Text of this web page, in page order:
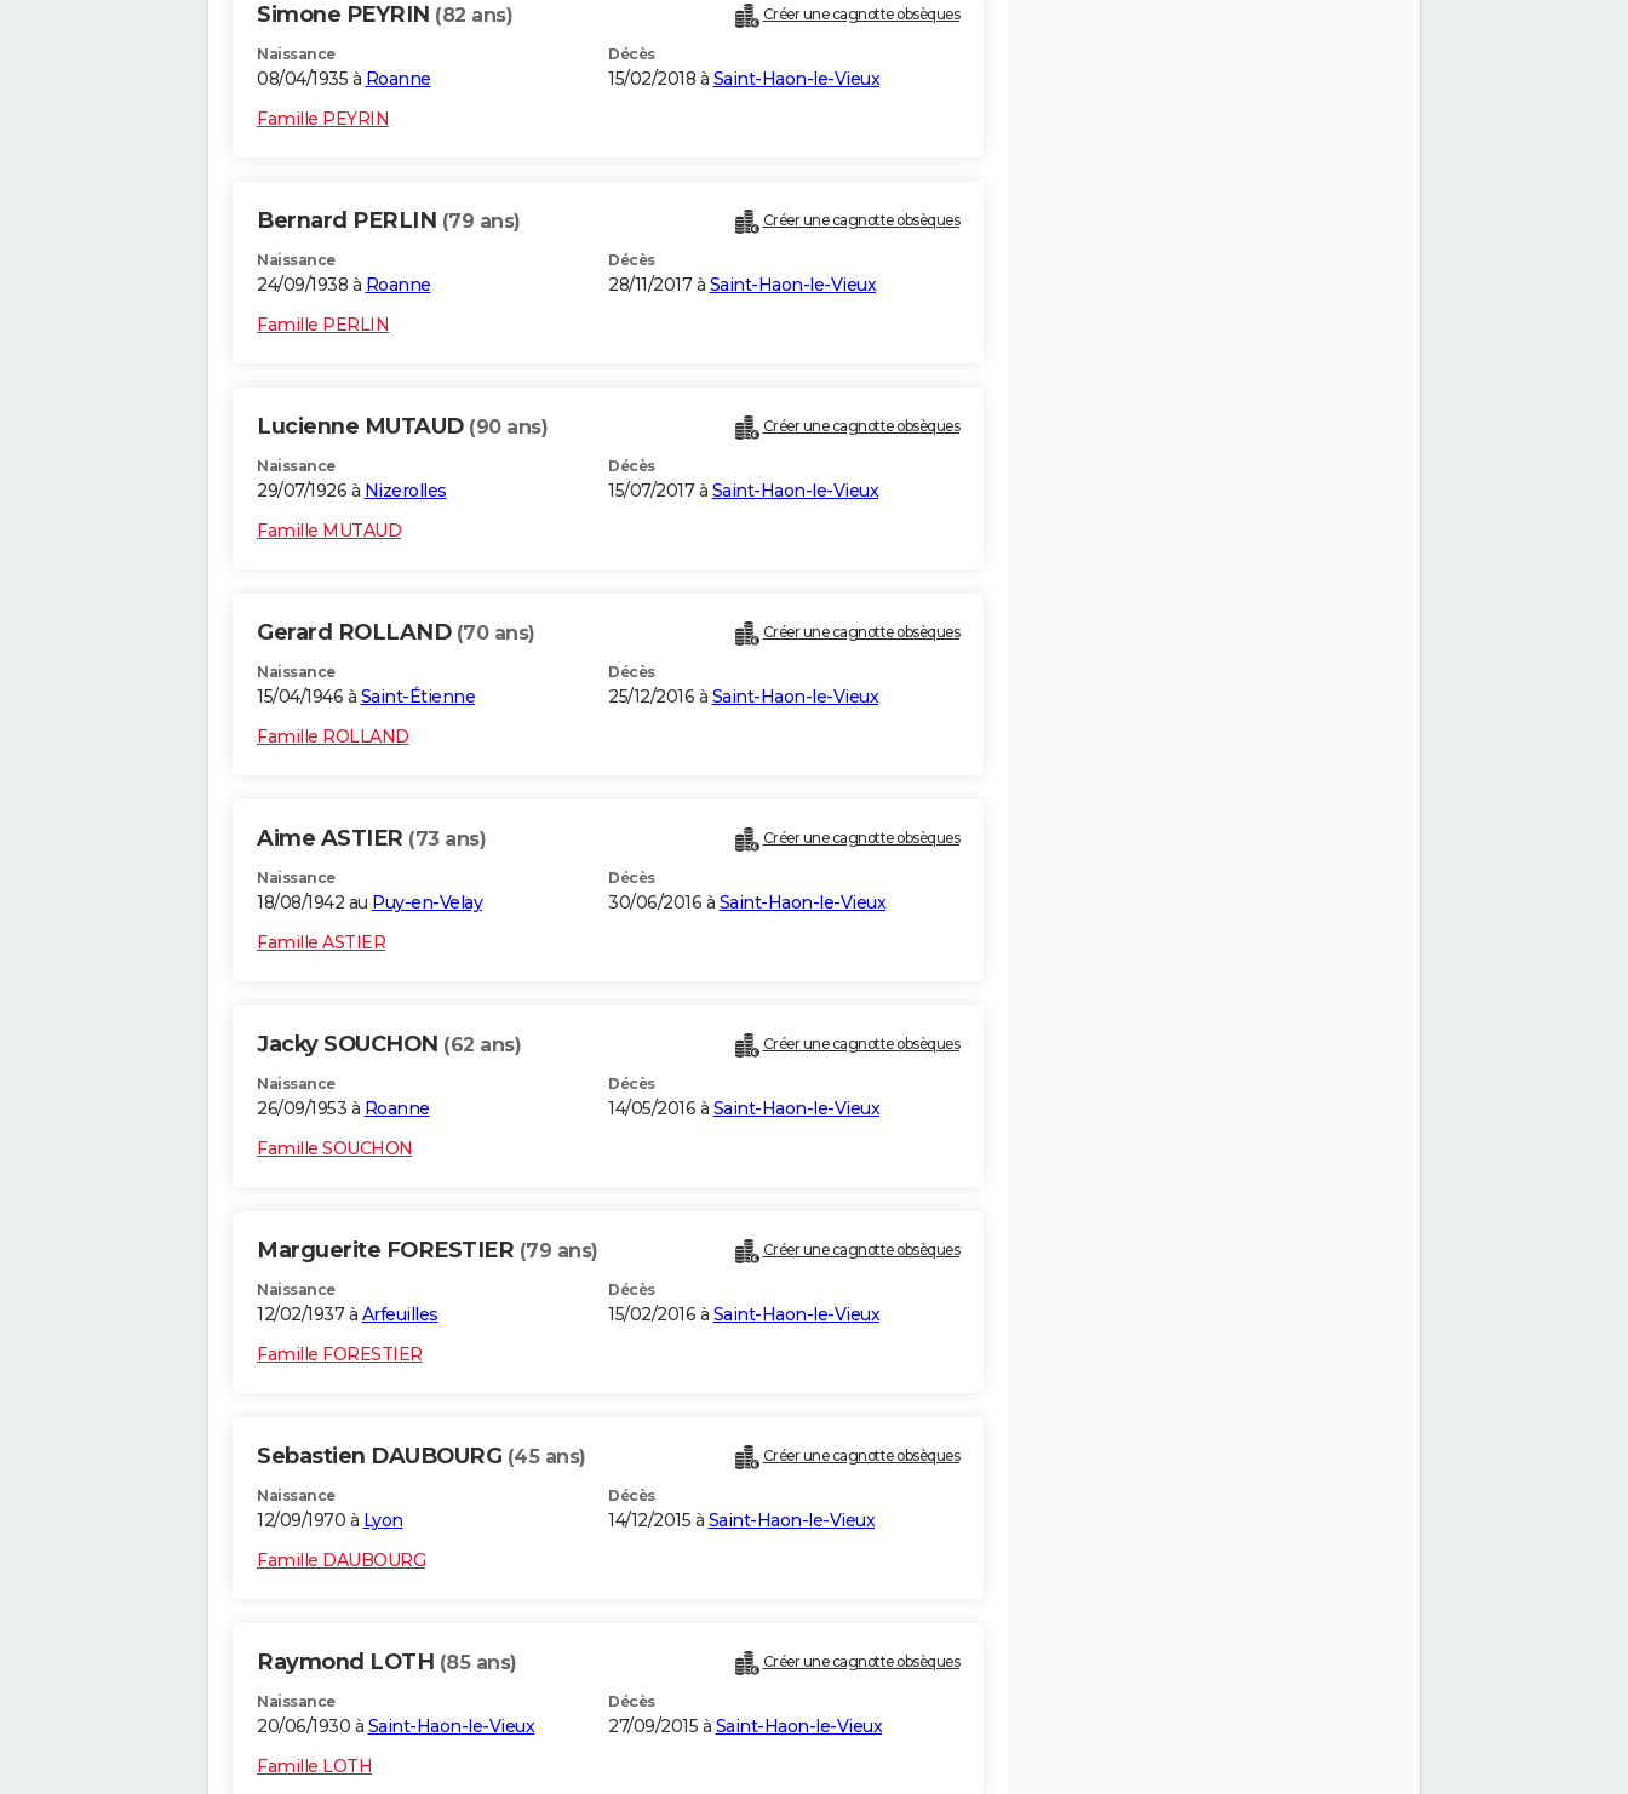
Simone PEYRIN (82 ans) Créer une cagnotte obsèques
Naissance
08/04/1935 à Roanne
Décès
15/02/2018 à Saint-Haon-le-Vieux
Famille PEYRIN
Bernard PERLIN (79 ans) Créer une cagnotte obsèques
Naissance
24/09/1938 à Roanne
Décès
28/11/2017 à Saint-Haon-le-Vieux
Famille PERLIN
Lucienne MUTAUD (90 ans) Créer une cagnotte obsèques
Naissance
29/07/1926 à Nizerolles
Décès
15/07/2017 à Saint-Haon-le-Vieux
Famille MUTAUD
Gerard ROLLAND (70 ans) Créer une cagnotte obsèques
Naissance
15/04/1946 à Saint-Étienne
Décès
25/12/2016 à Saint-Haon-le-Vieux
Famille ROLLAND
Aime ASTIER (73 ans) Créer une cagnotte obsèques
Naissance
18/08/1942 au Puy-en-Velay
Décès
30/06/2016 à Saint-Haon-le-Vieux
Famille ASTIER
Jacky SOUCHON (62 ans) Créer une cagnotte obsèques
Naissance
26/09/1953 à Roanne
Décès
14/05/2016 à Saint-Haon-le-Vieux
Famille SOUCHON
Marguerite FORESTIER (79 ans) Créer une cagnotte obsèques
Naissance
12/02/1937 à Arfeuilles
Décès
15/02/2016 à Saint-Haon-le-Vieux
Famille FORESTIER
Sebastien DAUBOURG (45 ans) Créer une cagnotte obsèques
Naissance
12/09/1970 à Lyon
Décès
14/12/2015 à Saint-Haon-le-Vieux
Famille DAUBOURG
Raymond LOTH (85 ans) Créer une cagnotte obsèques
Naissance
20/06/1930 à Saint-Haon-le-Vieux
Décès
27/09/2015 à Saint-Haon-le-Vieux
Famille LOTH